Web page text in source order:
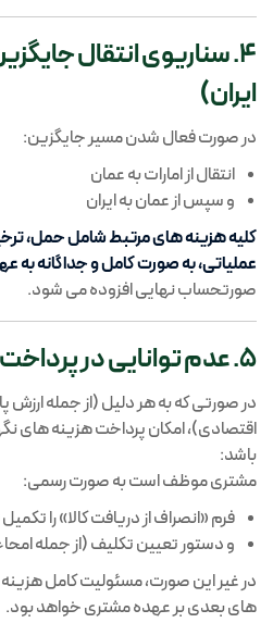
4. سناریوی انتقال
ایران)
در صورت فعال شدن مسیر جایگزین:
انتقال از امارات به عمان
و سپس از عمان به ایران
کلیه هزینه های مرتبط شامل حمل،
عملیاتی، به صورت کامل و جداگانه به
صورتحساب نهایی افزوده می شود.
5. عدم توانایی در پرداخت هزینه ها
در صورتی که به هر دلیل (از جمله ارزش
اقتصادی)، امکان پرداخت هزینه های
باشد:
مشتری موظف است به صورت رسمی:
فرم «انصراف از دریافت کالا» را
و دستور تعیین تکلیف (از جمله امحاء
در غیر این صورت، مسئولیت کامل
های بعدی بر عهده مشتری خواهد بود.